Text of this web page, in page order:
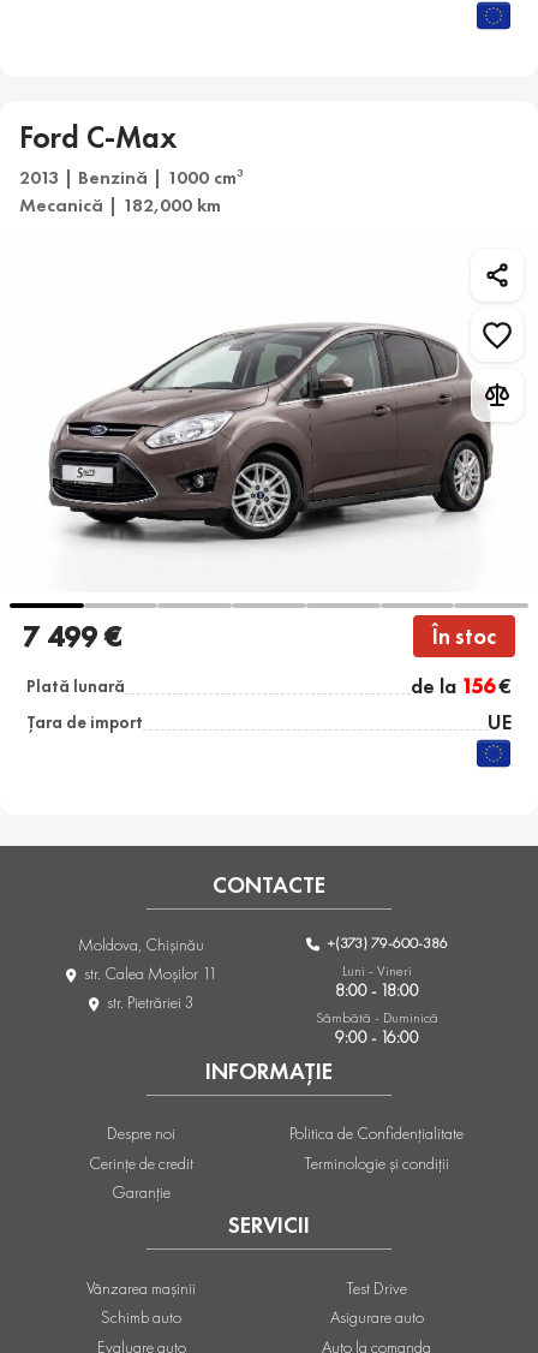
Ford C-Max
2013 | Benzină | 1000 cm3
Mecanică | 182,000 km
7 499 € În stoc
Plată lunară de la 156€
Țara de import UE
SERVICII
Vânzarea mașinii
Schimb auto
Evaluare auto
Test Drive
Asigurare auto
Auto la comanda
INFORMAȚIE
Despre noi
Cerințe de credit
Garanție
Politica de Confidențialitate
Terminologie și condiții
CONTACTE
Moldova, Chişinău
str. Calea Moşilor 11
str. Pietrăriei 3
+(373) 79-600-386
Luni - Vineri
8:00 - 18:00
Sâmbătă - Duminică
9:00 - 16:00